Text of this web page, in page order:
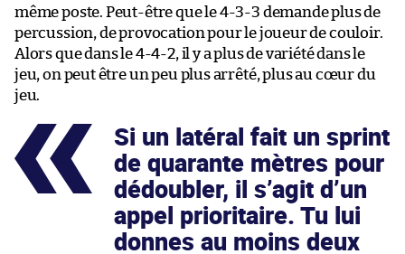
même poste. Peut-être que le 4-3-3 demande plus de
percussion, de provocation pour le joueur de couloir.
Alors que dans le 4-4-2, il y a plus de variété dans le
jeu, on peut être un peu plus arrêté, plus au cœur du
jeu.
Si un latéral fait un sprint
de quarante mètres pour
dédoubler, il s’agit d’un
appel prioritaire. Tu lui
donnes au moins deux